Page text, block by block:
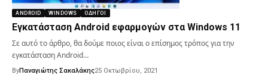
ANDROID WINDOWS ΟΔΗΓΟΊ
Εγκατάσταση Android εφαρμογών στα Windows 11
Σε αυτό το άρθρο, θα δούμε ποιος είναι ο επίσημος τρόπος για την
εγκατάσταση Android…
ByΠαναγιώτης Σακαλάκης25 Οκτωβρίου, 2021